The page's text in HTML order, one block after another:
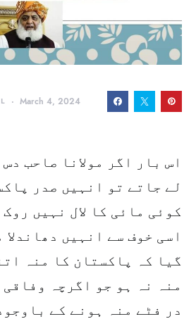
March 4, 2024
اس بار اگر مولانا صاحب
لے جاتے تو انہیں صدر
کوئی مائی کا لال نہیں
اسی خوف سے انہیں
گیا کہ پاکستان کا منہ
منہ نہ ہو جو اگرچہ وفاقی
در فٹے منہ ہونے کے